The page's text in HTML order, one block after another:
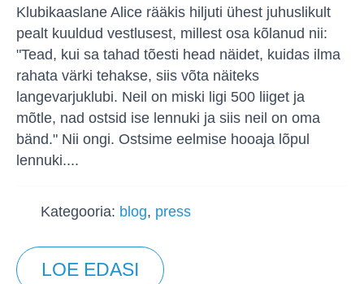
Klubikaaslane Alice rääkis hiljuti ühest juhuslikult
pealt kuuldud vestlusest, millest osa kõlanud nii:
"Tead, kui sa tahad tõesti head näidet, kuidas ilma
rahata värki tehakse, siis võta näiteks
langevarjuklubi. Neil on miski ligi 500 liiget ja
mõtle, nad ostsid ise lennuki ja siis neil on oma
bänd." Nii ongi. Ostsime eelmise hooaja lõpul
lennuki....
Kategooria: blog, press
LOE EDASI